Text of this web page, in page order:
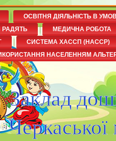
Заклад
Черкаської
ОСВІТНЯ ДІЯЛЬНІСТЬ В
РАДЯТЬ
МЕДИЧНА РОБОТА
СИСТЕМА ХАССП (НАССР)
НАСЕЛЕННЯМ